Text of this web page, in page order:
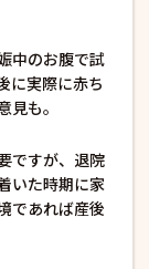
中のお腹で試
に実際に赤ち
も。
ですが、退院
いた時期に家
であれば産後